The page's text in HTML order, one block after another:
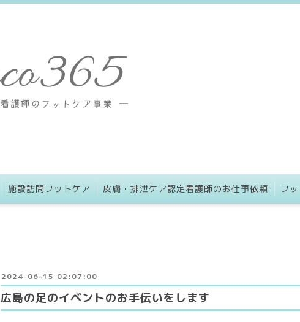
施設訪問フットケア 皮膚・排泄ケア認定看護師のお仕事依頼 フ
2024-06-15 02:07:00
広島の足のイベントのお手伝いをします